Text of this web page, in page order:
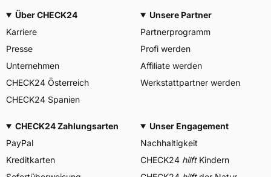
Über CHECK24
Karriere
Presse
Unternehmen
CHECK24 Österreich
CHECK24 Spanien
Unsere Partner
Partnerprogramm
Profi werden
Affiliate werden
Werkstattpartner werden
CHECK24 Zahlungsarten
PayPal
Kreditkarten
Unser Engagement
Nachhaltigkeit
CHECK24 hilftKindern